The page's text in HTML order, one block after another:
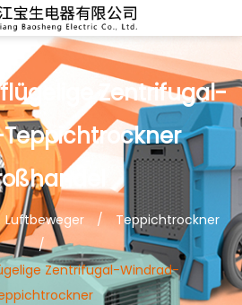
Zentrifugal-
Teppichtrockner
Luftbeweger / Teppichtrockner
/
Zentrifugal-Windrad-